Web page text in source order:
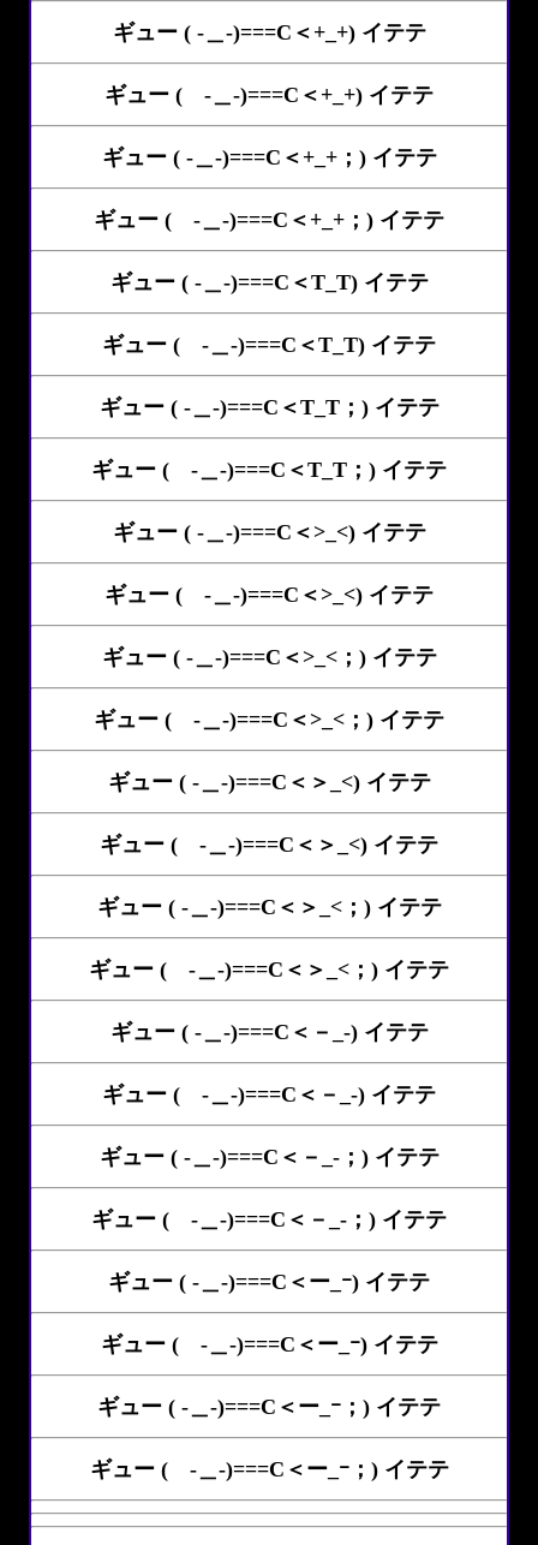
ギュー ( -＿-)===C＜+_+) イテテ
ギュー ( -＿-)===C＜+_+) イテテ
ギュー ( -＿-)===C＜+_+；) イテテ
ギュー ( -＿-)===C＜+_+；) イテテ
ギュー ( -＿-)===C＜T_T) イテテ
ギュー ( -＿-)===C＜T_T) イテテ
ギュー ( -＿-)===C＜T_T；) イテテ
ギュー ( -＿-)===C＜T_T；) イテテ
ギュー ( -＿-)===C＜>_<) イテテ
ギュー ( -＿-)===C＜>_<) イテテ
ギュー ( -＿-)===C＜>_<；) イテテ
ギュー ( -＿-)===C＜>_<；) イテテ
ギュー ( -＿-)===C＜＞_<) イテテ
ギュー ( -＿-)===C＜＞_<) イテテ
ギュー ( -＿-)===C＜＞_<；) イテテ
ギュー ( -＿-)===C＜＞_<；) イテテ
ギュー ( -＿-)===C＜－_-) イテテ
ギュー ( -＿-)===C＜－_-) イテテ
ギュー ( -＿-)===C＜－_-；) イテテ
ギュー ( -＿-)===C＜－_-；) イテテ
ギュー ( -＿-)===C＜ー_ｰ) イテテ
ギュー ( -＿-)===C＜ー_ｰ) イテテ
ギュー ( -＿-)===C＜ー_ｰ；) イテテ
ギュー ( -＿-)===C＜ー_ｰ；) イテテ